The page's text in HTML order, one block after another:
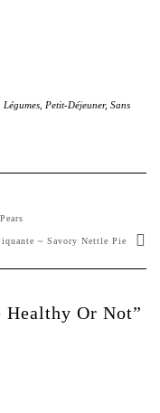
Légumes, Petit-Déjeuner, Sans
~ Savory Nettle Pie
Healthy Or Not”